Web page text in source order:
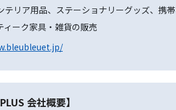
テリア用品、ステーショナリーグッズ、携
ィーク家具・雑貨の販売
会社概要】